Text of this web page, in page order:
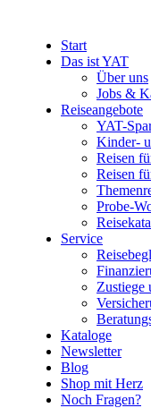
Start
Das ist YAT
Über uns
Jobs &
Reiseangebote
YAT-
Kinder-
Reisen
Reisen
Probe-
Service
Zustiege
Kataloge
Newsletter
Blog
Shop mit Herz
Noch Fragen?